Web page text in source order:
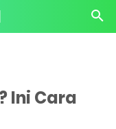
Ini Cara